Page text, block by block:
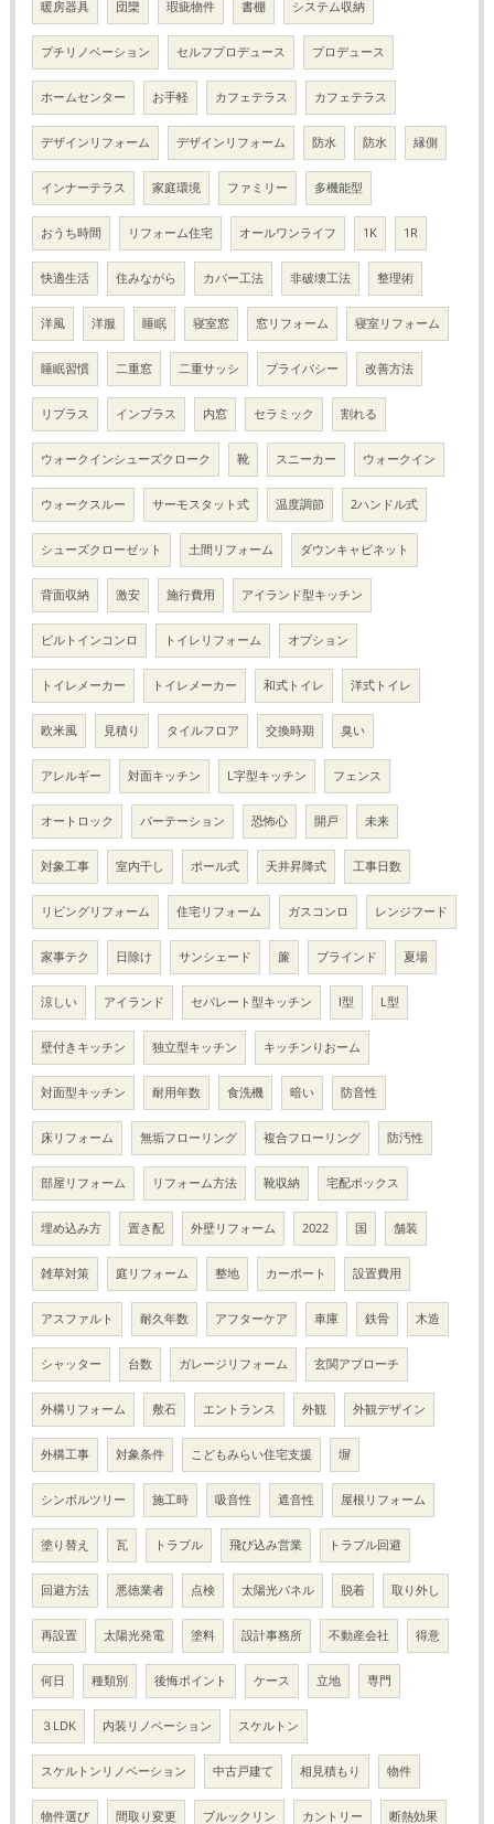
暖房器具 団欒 瑕疵物件 書棚 システム収納
プチリノベーション セルフプロデュース プロデュース
ホームセンター お手軽 カフェテラス カフェテラス
デザインリフォーム デザインリフォーム 防水 防水 縁側
インナーテラス 家庭環境 ファミリー 多機能型
おうち時間 リフォーム住宅 オールワンライフ 1K 1R
快適生活 住みながら カバー工法 非破壊工法 整理術
洋風 洋服 睡眠 寝室窓 窓リフォーム 寝室リフォーム
睡眠習慣 二重窓 二重サッシ プライバシー 改善方法
リプラス インプラス 内窓 セラミック 割れる
ウォークインシューズクローク 靴 スニーカー ウォークイン
ウォークスルー サーモスタット式 温度調節 2ハンドル式
シューズクローゼット 土間リフォーム ダウンキャビネット
背面収納 激安 施行費用 アイランド型キッチン
ビルトインコンロ トイレリフォーム オプション
トイレメーカー トイレメーカー 和式トイレ 洋式トイレ
欧米風 見積り タイルフロア 交換時期 臭い
アレルギー 対面キッチン L字型キッチン フェンス
オートロック パーテーション 恐怖心 開戸 未来
対象工事 室内干し ポール式 天井昇降式 工事日数
リビングリフォーム 住宅リフォーム ガスコンロ レンジフード
家事テク 日除け サンシェード 簾 ブラインド 夏場
涼しい アイランド セパレート型キッチン I型 L型
壁付きキッチン 独立型キッチン キッチンりおーム
対面型キッチン 耐用年数 食洗機 暗い 防音性
床リフォーム 無垢フローリング 複合フローリング 防汚性
部屋リフォーム リフォーム方法 靴収納 宅配ボックス
埋め込み方 置き配 外壁リフォーム 2022 国 舗装
雑草対策 庭リフォーム 整地 カーポート 設置費用
アスファルト 耐久年数 アフターケア 車庫 鉄骨 木造
シャッター 台数 ガレージリフォーム 玄関アプローチ
外構リフォーム 敷石 エントランス 外観 外観デザイン
外構工事 対象条件 こどもみらい住宅支援 塀
シンボルツリー 施工時 吸音性 遮音性 屋根リフォーム
塗り替え 瓦 トラブル 飛び込み営業 トラブル回避
回避方法 悪徳業者 点検 太陽光パネル 脱着 取り外し
再設置 太陽光発電 塗料 設計事務所 不動産会社 得意
何日 種類別 後悔ポイント ケース 立地 専門
３LDK 内装リノベーション スケルトン
スケルトンリノベーション 中古戸建て 相見積もり 物件
物件選び 間取り変更 ブルックリン カントリー 断熱効果